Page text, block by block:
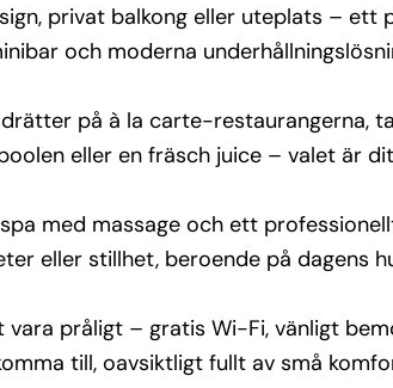
privat balkong eller uteplats –
och moderna
på à la carte-restaurangerna,
eller en fräsch juice – valet är
med massage och ett
eller stillhet, beroende på dagens
pråligt – gratis Wi-Fi, vänligt
till, oavsiktligt fullt av små